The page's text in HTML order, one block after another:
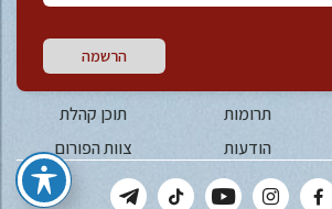
הרשמה
תרומות
תוכן קהלת
הודעות צוות הפורום